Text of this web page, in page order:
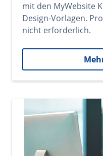
mit den MyWebsite
Design-Vorlagen.
nicht erforderlich.